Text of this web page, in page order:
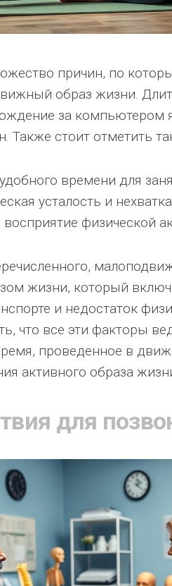
причин, по
образ жизни.
за компьютером
Также стоит отметить
времени для
усталость и
физической
жизни, который
и недостаток
что все эти факторы
проведенное в
активного образа
для